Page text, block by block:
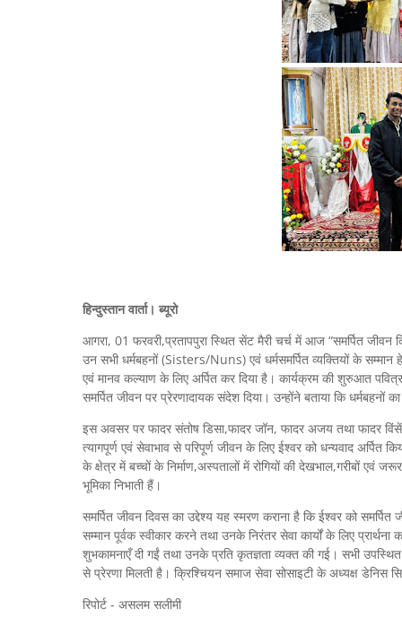
हिन्दुस्तान वार्ता। ब्यूरो
आगरा, 01 फरवरी,प्रतापपुरा स्थित सेंट मैरी चर्च में आज “समर्पित जीवन
उन सभी धर्मबहनों (Sisters/Nuns) एवं धर्मसमर्पित व्यक्तियों के सम्मान
एवं मानव कल्याण के लिए अर्पित कर दिया है। कार्यक्रम की शुरुआत
समर्पित जीवन पर प्रेरणादायक संदेश दिया। उन्होंने बताया कि
इस अवसर पर फादर संतोष डिसा,फादर जॉन, फादर अजय तथा फादर
त्यागपूर्ण एवं सेवाभाव से परिपूर्ण जीवन के लिए ईश्वर को धन्यवाद
के क्षेत्र में बच्चों के निर्माण,अस्पतालों में रोगियों की देखभाल,गरीबों एवं
भूमिका निभाती हैं।
समर्पित जीवन दिवस का उद्देश्य यह स्मरण कराना है कि ईश्वर को
सम्मान पूर्वक स्वीकार करने तथा उनके निरंतर सेवा कार्यों के लिए
शुभकामनाएँ दी गईं तथा उनके प्रति कृतज्ञता व्यक्त की गई। सभी
से प्रेरणा मिलती है। क्रिश्चियन समाज सेवा सोसाइटी के अध्यक्ष डेनिस
रिपोर्ट - असलम सलीमी